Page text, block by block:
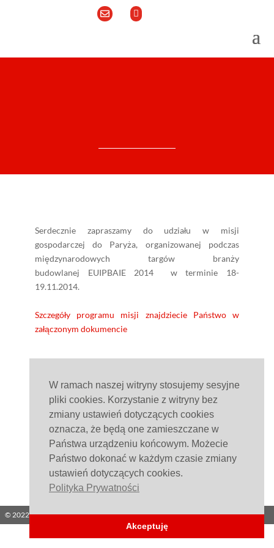
 
Serdecznie zapraszamy do udziału w misji
gospodarczej do Paryża, organizowanej podczas
międzynarodowych targów branży
budowlanej EUIPBAIE 2014 w terminie 18-
19.11.2014.
Szczegóły programu misji znajdziecie Państwo w
załączonym dokumencie
© 2022 ELTAR Sp. z o.o. Made by:
W ramach naszej witryny stosujemy sesyjne
pliki cookies. Korzystanie z witryny bez
zmiany ustawień dotyczących cookies
oznacza, że będą one zamieszczane w
Państwa urządzeniu końcowym. Możecie
Państwo dokonać w każdym czasie zmiany
ustawień dotyczących cookies.
Polityka Prywatności
Akceptuję